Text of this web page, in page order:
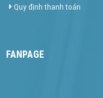
Quy định thanh toán
FANPAGE